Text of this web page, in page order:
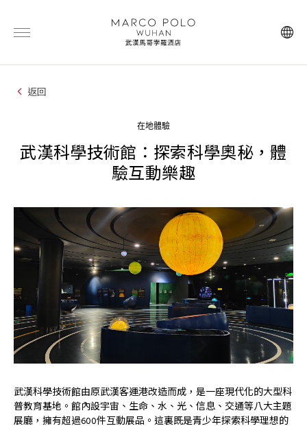
返回
在地體驗
武漢科學技術館：探索科學奧秘，體
驗互動樂趣
武漢科學技術館由原武漢客運港改造而成，是一座現代化的大型科
普教育基地。館內設宇宙、生命、水、光、信息、交通等八大主題
展廳，擁有超過600件互動展品。這裏既是青少年探索科學理想的